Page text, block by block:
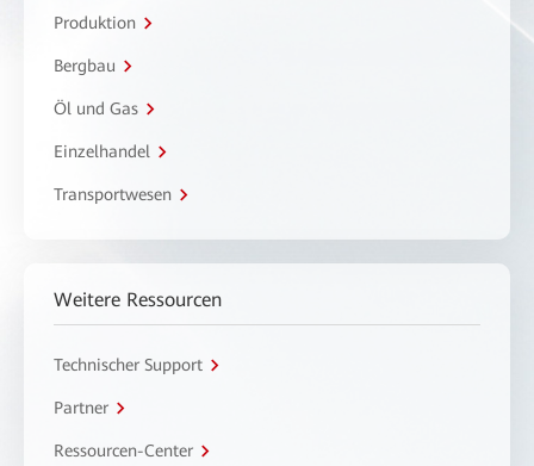
Produktion
Bergbau
Öl und Gas
Einzelhandel
Transportwesen
Weitere Ressourcen
Technischer Support
Partner
Ressourcen-Center